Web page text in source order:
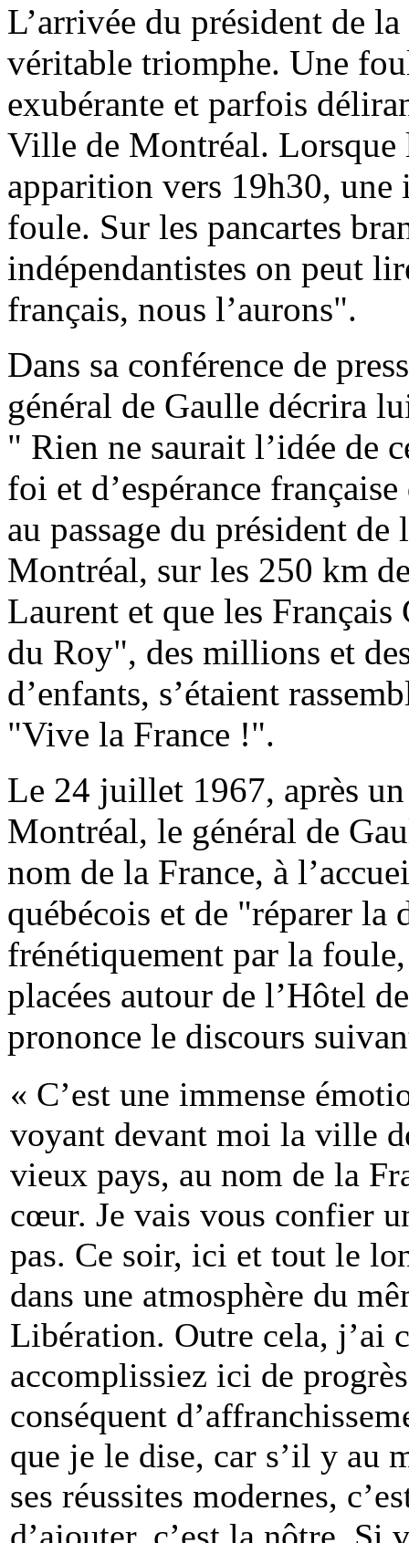
L’arrivée du président de
véritable triomphe. Une
exubérante et parfois
Ville de Montréal.
apparition vers 19h30, une
foule. Sur les pancartes
indépendantistes on peut
français, nous l’aurons".
Dans sa conférence de
général de Gaulle décrira
" Rien ne saurait l’idée de
foi et d’espérance
au passage du président
Montréal, sur les 250 km
Laurent et que les
du Roy", des millions et
d’enfants, s’étaient
"Vive la France !".
Le 24 juillet 1967, après
Montréal, le général de
nom de la France, à
québécois et de "réparer
frénétiquement par la
placées autour de l’Hôtel
prononce le discours
« C’est une immense
voyant devant moi la ville
vieux pays, au nom de la
cœur. Je vais vous confier
pas. Ce soir, ici et tout le
dans une atmosphère du
Libération. Outre cela, j’ai
accomplissiez ici de
conséquent
que je le dise, car s’il y au
ses réussites modernes,